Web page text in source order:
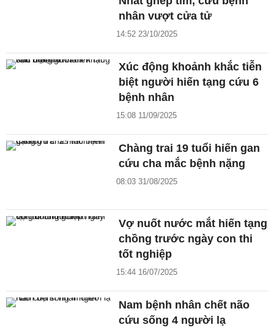
nhân vượt cửa tử
14:52 23/10/2025
Xúc động khoảnh khắc tiễn
biệt người hiến tạng cứu 6
bệnh nhân
15:08 11/09/2025
Chàng trai 19 tuổi hiến gan
cứu cha mắc bệnh nặng
08:03 31/08/2025
Vợ nuốt nước mắt hiến tạng
chồng trước ngày con thi
tốt nghiệp
15:44 16/07/2025
Nam bệnh nhân chết não
cứu sống 4 người lạ